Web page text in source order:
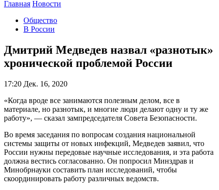
Главная Новости
Общество
В России
Дмитрий Медведев назвал «разнотык»
хронической проблемой России
17:20 Дек. 16, 2020
«Когда вроде все занимаются полезным делом, все в
материале, но разнотык, и многие люди делают одну и ту же
работу», — сказал зампредседателя Совета Безопасности.
Во время заседания по вопросам создания национальной
системы защиты от новых инфекций, Медведев заявил, что
России нужны передовые научные исследования, и эта работа
должна вестись согласованно. Он попросил Минздрав и
Минобрнауки составить план исследований, чтобы
скоординировать работу различных ведомств.